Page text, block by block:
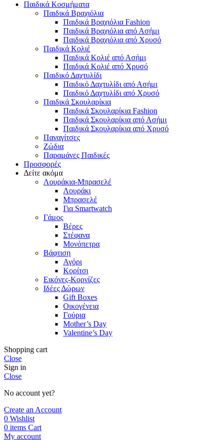
Παιδικά Κοσμήματα
Παιδικά Βραχιόλια
Παιδικά Βραχιόλια Fashion
Παιδικά Βραχιόλια από Ασήμι
Παιδικά Βραχιόλια από Χρυσό
Παιδικά Κολιέ
Παιδικά Κολιέ από Ασήμι
Παιδικά Κολιέ από Χρυσό
Παιδικό Δαχτυλίδι
Παιδικό Δαχτυλίδι από Ασήμι
Παιδικό Δαχτυλίδι από Χρυσό
Παιδικά Σκουλαρίκια
Παιδικά Σκουλαρίκια Fashion
Παιδικά Σκουλαρίκια από Ασήμι
Παιδικά Σκουλαρίκια από Χρυσό
Παναγίτσες
Ζώδια
Παραμάνες Παιδικές
Προσφορές
Δείτε ακόμα
Λουράκια-Μπρασελέ
Λουράκι
Μπρασελέ
Για Smartwatch
Γάμος
Βέρες
Στέφανα
Μονόπετρα
Βάφτιση
Αγόρι
Κορίτσι
Εικόνες-Κορνίζες
Ιδέες Δώρων
Gift Boxes
Οικογένεια
Γούρια
Mother’s Day
Valentine’s Day
Shopping cart
Close
Sign in
Close
No account yet?
Create an Account
0 Wishlist
0 items Cart
My account